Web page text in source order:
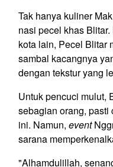
Tak hanya kuliner
nasi pecel khas
kota lain, Pecel Blitar
sambal kacangnya
dengan tekstur yang
Untuk pencuci mulut,
sebagian orang,
ini. Namun, event
sarana
"Alhamdulillah,